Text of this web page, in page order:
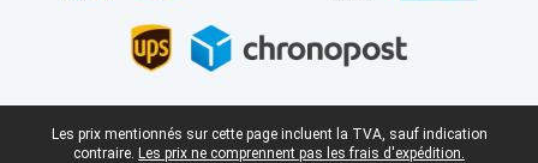
Pied-de-page légal
Les prix mentionnés sur cette page incluent la TVA, sauf indication
contraire. Les prix ne comprennent pas les frais d'expédition.